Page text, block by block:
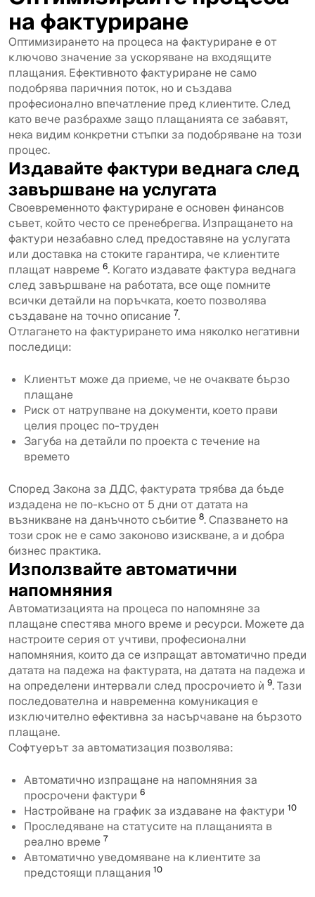
на фактуриране
Оптимизирането на процеса на фактуриране е от
ключово значение за ускоряване на входящите
плащания. Ефективното фактуриране не само
подобрява паричния поток, но и създава
професионално впечатление пред клиентите. След
като вече разбрахме защо плащанията се забавят,
нека видим конкретни стъпки за подобряване на този
процес.
Издавайте фактури веднага след
завършване на услугата
Своевременното фактуриране е основен финансов
съвет, който често се пренебрегва. Изпращането на
фактури незабавно след предоставяне на услугата
или доставка на стоките гарантира, че клиентите
плащат навреме 6. Когато издавате фактура веднага
след завършване на работата, все още помните
всички детайли на поръчката, което позволява
създаване на точно описание 7.
Отлагането на фактурирането има няколко негативни
последици:
Клиентът може да приеме, че не очаквате бързо
плащане
Риск от натрупване на документи, което прави
целия процес по-труден
Загуба на детайли по проекта с течение на
времето
Според Закона за ДДС, фактурата трябва да бъде
издадена не по-късно от 5 дни от датата на
възникване на данъчното събитие 8. Спазването на
този срок не е само законово изискване, а и добра
бизнес практика.
Използвайте автоматични
напомняния
Автоматизацията на процеса по напомняне за
плащане спестява много време и ресурси. Можете да
настроите серия от учтиви, професионални
напомняния, които да се изпращат автоматично преди
датата на падежа на фактурата, на датата на падежа и
на определени интервали след просрочието ѝ 9. Тази
последователна и навременна комуникация е
изключително ефективна за насърчаване на бързото
плащане.
Софтуерът за автоматизация позволява:
Автоматично изпращане на напомняния за
просрочени фактури6
Настройване на график за издаване на фактури10
Проследяване на статусите на плащанията в
реално време 7
Автоматично уведомяване на клиентите за
предстоящи плащания10